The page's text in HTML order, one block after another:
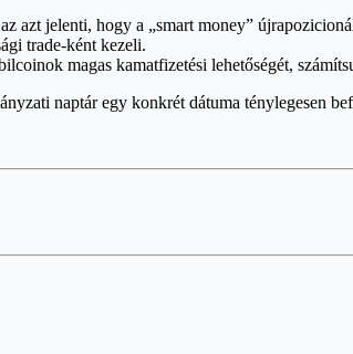
azt jelenti, hogy a „smart money”
trade-ként kezeli.
magas kamatfizetési lehetőségét,
naptár egy konkrét dátuma ténylegesen